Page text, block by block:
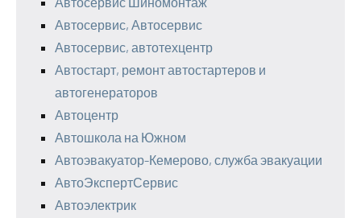
Автосервис, Автосервис
Автосервис, автотехцентр
Автостарт, ремонт автостартеров и
автогенераторов
Автоцентр
Автошкола на Южном
Автоэвакуатор-Кемерово, служба эвакуации
АвтоЭкспертСервис
Автоэлектрик